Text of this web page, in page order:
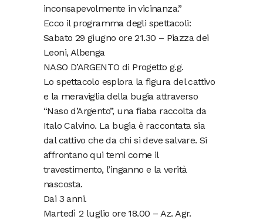
inconsapevolmente in vicinanza.”
Ecco il programma degli spettacoli:
Sabato 29 giugno ore 21.30 – Piazza dei
Leoni, Albenga
NASO D’ARGENTO di Progetto g.g.
Lo spettacolo esplora la figura del cattivo
e la meraviglia della bugia attraverso
“Naso d’Argento”, una fiaba raccolta da
Italo Calvino. La bugia è raccontata sia
dal cattivo che da chi si deve salvare. Si
affrontano qui temi come il
travestimento, l’inganno e la verità
nascosta.
Dai 3 anni.
Martedì 2 luglio ore 18.00 – Az. Agr.